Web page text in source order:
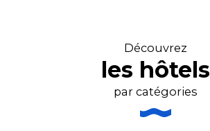
Découvrez
les hôtels
par catégories